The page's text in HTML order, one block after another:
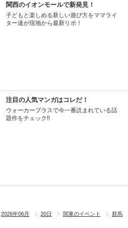
関西のイオンモールで新発見！
子どもと楽しめる新しい遊び方をママライ
ター達が現地から最新リポ！
注目の人気マンガはコレだ！
ウォーカープラスで今一番読まれている話
題作をチェック!!
2026年06月 20日 関東のイベント
群馬